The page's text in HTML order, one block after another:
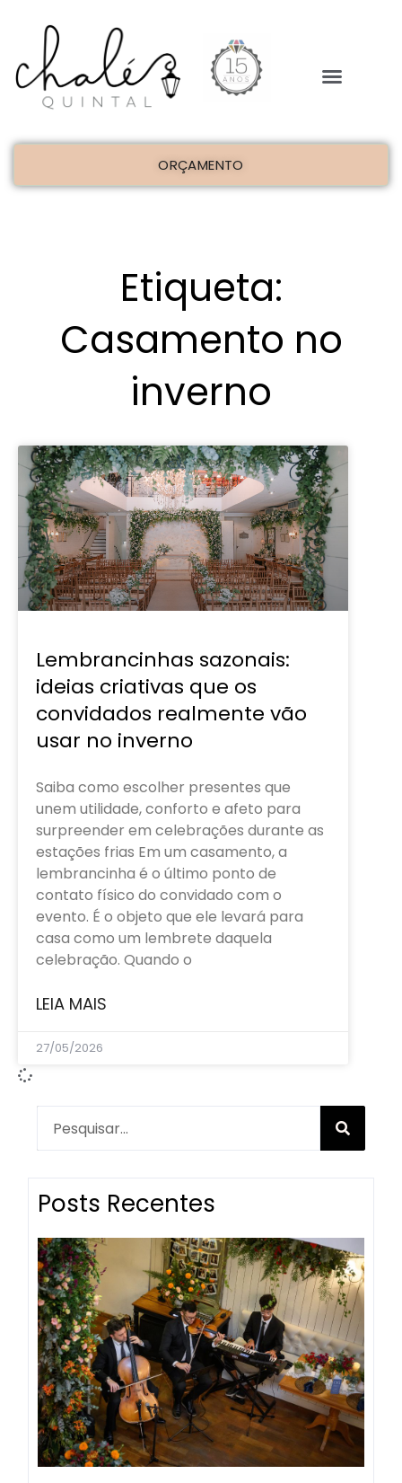
ORÇAMENTO
Etiqueta:
Casamento no
inverno
Lembrancinhas sazonais:
ideias criativas que os
convidados realmente vão
usar no inverno
Saiba como escolher presentes que
unem utilidade, conforto e afeto para
surpreender em celebrações durante as
estações frias Em um casamento, a
lembrancinha é o último ponto de
contato físico do convidado com o
evento. É o objeto que ele levará para
casa como um lembrete daquela
celebração. Quando o
LEIA MAIS
27/05/2026
Posts Recentes